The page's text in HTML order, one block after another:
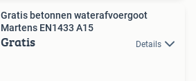
Gratis betonnen waterafvoergoot
Martens EN1433 A15
Gratis Details